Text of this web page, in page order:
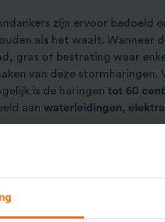
zijn ervoor bedoeld
als het waait. Wanneer
gras of bestrating waar
van deze
is de haringen tot 60
aan waterleidingen, elektra
er gemakkelijk in